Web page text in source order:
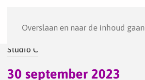
Overslaan en naar de inhoud gaan
Studio C
30 september 2023